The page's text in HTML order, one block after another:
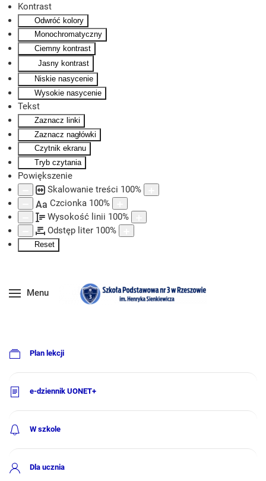
Kontrast
Odwróć kolory
Monochromatyczny
Ciemny kontrast
Jasny kontrast
Niskie nasycenie
Wysokie nasycenie
Tekst
Zaznacz linki
Zaznacz nagłówki
Czytnik ekranu
Tryb czytania
Powiększenie
Skalowanie treści 100%
Aa Czcionka 100%
Wysokość linii 100%
Odstęp liter 100%
Reset
Skip to main content
Menu
Plan lekcji
e-dziennik UONET+
W szkole
Dla ucznia